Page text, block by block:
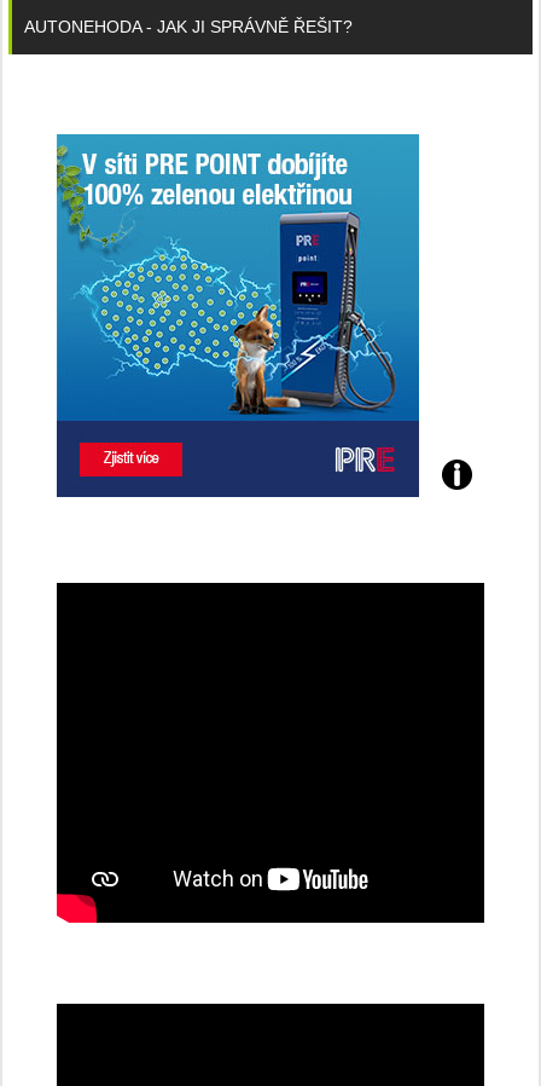
AUTONEHODA - JAK JI SPRÁVNĚ ŘEŠIT?
Poznejte